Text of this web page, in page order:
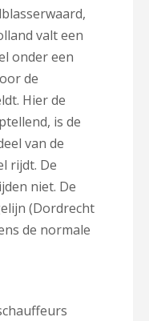
valt een
onder een
de
Hier de
is de
van de
rijdt. De
niet. De
(Dordrecht
de normale